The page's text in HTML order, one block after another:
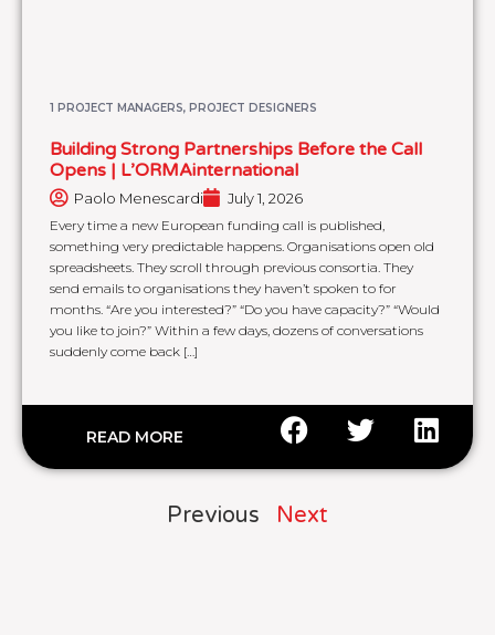
1 PROJECT MANAGERS, PROJECT DESIGNERS
Building Strong Partnerships Before the Call
Opens | L’ORMAinternational
Paolo Menescardi July 1, 2026
Every time a new European funding call is published,
something very predictable happens. Organisations open old
spreadsheets. They scroll through previous consortia. They
send emails to organisations they haven’t spoken to for
months. “Are you interested?” “Do you have capacity?” “Would
you like to join?” Within a few days, dozens of conversations
suddenly come back […]
READ MORE
Previous Next